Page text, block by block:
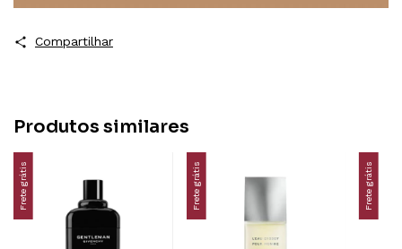
Compartilhar
Produtos similares
Frete grátis Frete grátis Frete grátis